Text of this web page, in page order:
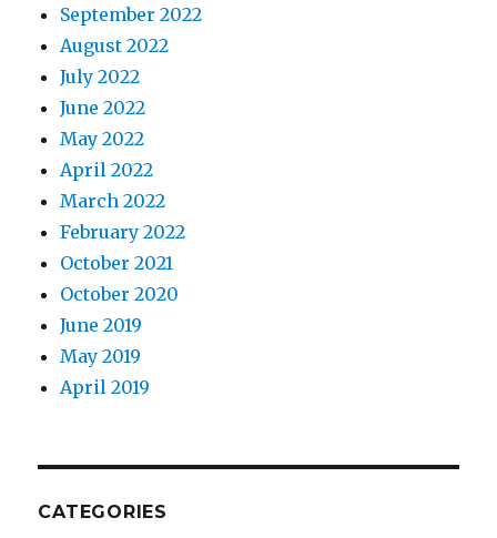
September 2022
August 2022
July 2022
June 2022
May 2022
April 2022
March 2022
February 2022
October 2021
October 2020
June 2019
May 2019
April 2019
CATEGORIES